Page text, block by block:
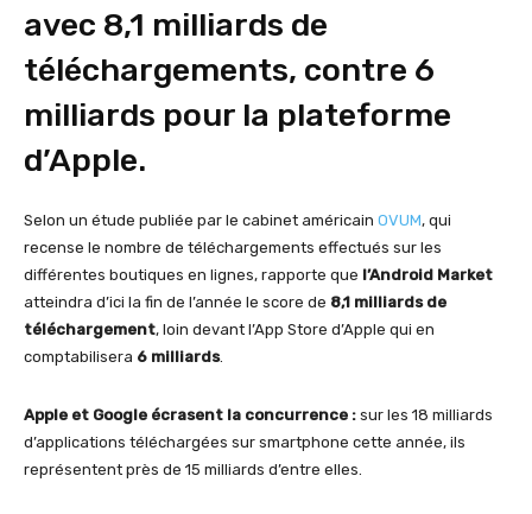
avec 8,1 milliards de
téléchargements, contre 6
milliards pour la plateforme
d’Apple.
Selon un étude publiée par le cabinet américain OVUM, qui
recense le nombre de téléchargements effectués sur les
différentes boutiques en lignes, rapporte que l’Android Market
atteindra d’ici la fin de l’année le score de 8,1 milliards de
téléchargement, loin devant l’App Store d’Apple qui en
comptabilisera 6 milliards.
Apple et Google écrasent la concurrence : sur les 18 milliards
d’applications téléchargées sur smartphone cette année, ils
représentent près de 15 milliards d’entre elles.